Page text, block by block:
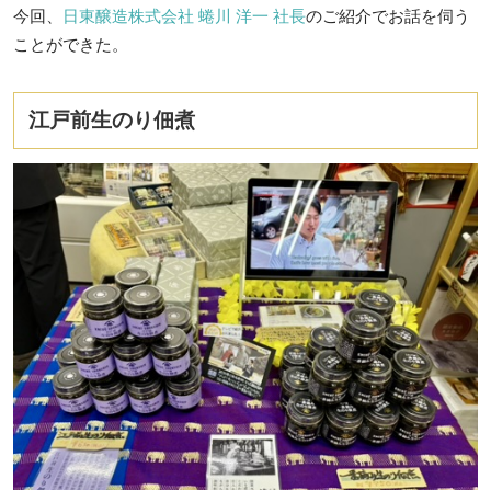
今回、 日東醸造株式会社 蜷川 洋一 社長のご紹介でお話を伺う
ことができた。
江戸前生のり佃煮